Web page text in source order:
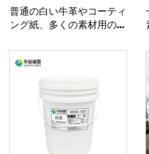
普通の白い牛革やコーティ
ング紙、多くの素材用の優
ク